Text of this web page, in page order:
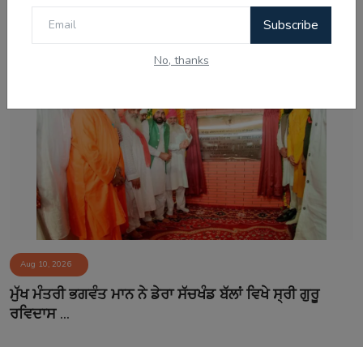
Subscribe
No, thanks
ਸੁਖਬੀਰ ਬਾਦਲ ਭਾਜਪਾ ਨੂੰ ਖ਼ੁਸ਼ ਕਰਨ 'ਚ ਲੱਗੇ, ਹੱਦਬੰਦੀ ਬਿੱਲ 'ਤੇ ਯੂ-
Aug 10, 2026
ਮੁੱਖ ਮੰਤਰੀ ਭਗਵੰਤ ਮਾਨ ਨੇ ਡੇਰਾ ਸੱਚਖੰਡ ਬੱਲਾਂ ਵਿਖੇ ਸ੍ਰੀ ਗੁਰੂ
ਰਵਿਦਾਸ ...